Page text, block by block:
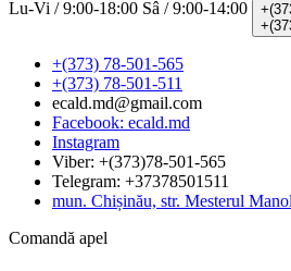
Lu-Vi / 9:00-18:00 Sâ / 9:00-14:00
+(373) 78-501-565
+(373) 78-501-511
ecald.md@gmail.com
Facebook: ecald.md
Instagram
Viber: +(373)78-501-565
Telegram: +37378501511
mun. Chișinău, str. Mesterul
Comandă apel